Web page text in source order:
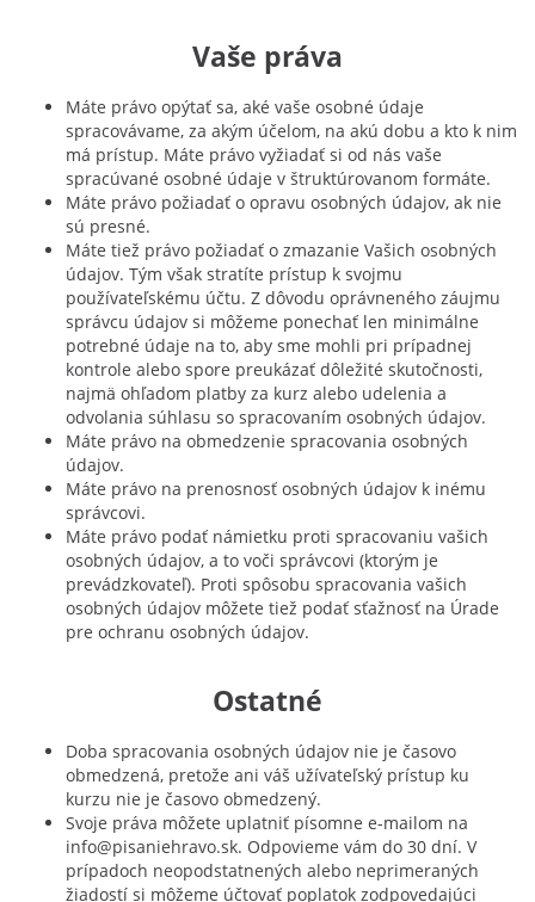
Vaše práva
Máte právo opýtať sa, aké vaše osobné údaje
spracovávame, za akým účelom, na akú dobu a kto k nim
má prístup. Máte právo vyžiadať si od nás vaše
spracúvané osobné údaje v štruktúrovanom formáte.
Máte právo požiadať o opravu osobných údajov, ak nie
sú presné.
Máte tiež právo požiadať o zmazanie Vašich osobných
údajov. Tým však stratíte prístup k svojmu
používateľskému účtu. Z dôvodu oprávneného záujmu
správcu údajov si môžeme ponechať len minimálne
potrebné údaje na to, aby sme mohli pri prípadnej
kontrole alebo spore preukázať dôležité skutočnosti,
najmä ohľadom platby za kurz alebo udelenia a
odvolania súhlasu so spracovaním osobných údajov.
Máte právo na obmedzenie spracovania osobných
údajov.
Máte právo na prenosnosť osobných údajov k inému
správcovi.
Máte právo podať námietku proti spracovaniu vašich
osobných údajov, a to voči správcovi (ktorým je
prevádzkovateľ). Proti spôsobu spracovania vašich
osobných údajov môžete tiež podať sťažnosť na Úrade
pre ochranu osobných údajov.
Ostatné
Doba spracovania osobných údajov nie je časovo
obmedzená, pretože ani váš užívateľský prístup ku
kurzu nie je časovo obmedzený.
Svoje práva môžete uplatniť písomne ​​e-mailom na
info@pisaniehravo.sk. Odpovieme vám do 30 dní. V
prípadoch neopodstatnených alebo neprimeraných
žiadostí si môžeme účtovať poplatok zodpovedajúci